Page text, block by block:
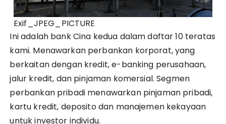
Exif_JPEG_PICTURE
Ini adalah bank Cina kedua dalam daftar 10 teratas
kami. Menawarkan perbankan korporat, yang
berkaitan dengan kredit, e-banking perusahaan,
jalur kredit, dan pinjaman komersial. Segmen
perbankan pribadi menawarkan pinjaman pribadi,
kartu kredit, deposito dan manajemen kekayaan
untuk investor individu.